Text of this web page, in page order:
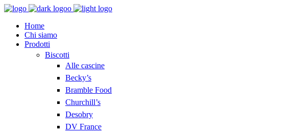
Home
Chi siamo
Prodotti
Biscotti
Alle cascine
Becky’s
Bramble Food
Churchill’s
Desobry
DV France